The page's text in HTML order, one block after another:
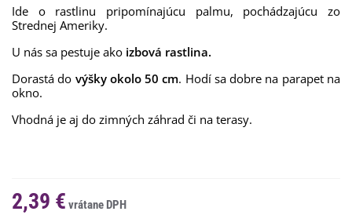
Ide o rastlinu pripomínajúcu palmu, pochádzajúcu zo
Strednej Ameriky.
U nás sa pestuje ako izbová rastlina.
Dorastá do výšky okolo 50 cm. Hodí sa dobre na parapet na
okno.
Vhodná je aj do zimných záhrad či na terasy.
2,39 €